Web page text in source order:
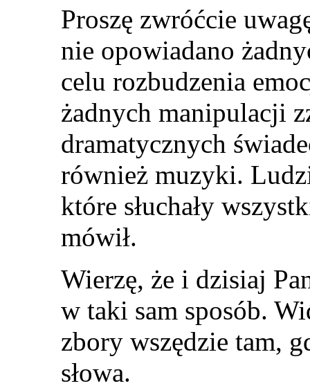
Proszę zwróćcie
nie opowiadano
celu rozbudzenia
żadnych manipulacji
dramatycznych
również muzyki.
które słuchały
mówił.
Wierzę, że i dzisiaj
w taki sam sposób.
zbory wszędzie tam,
słowa.